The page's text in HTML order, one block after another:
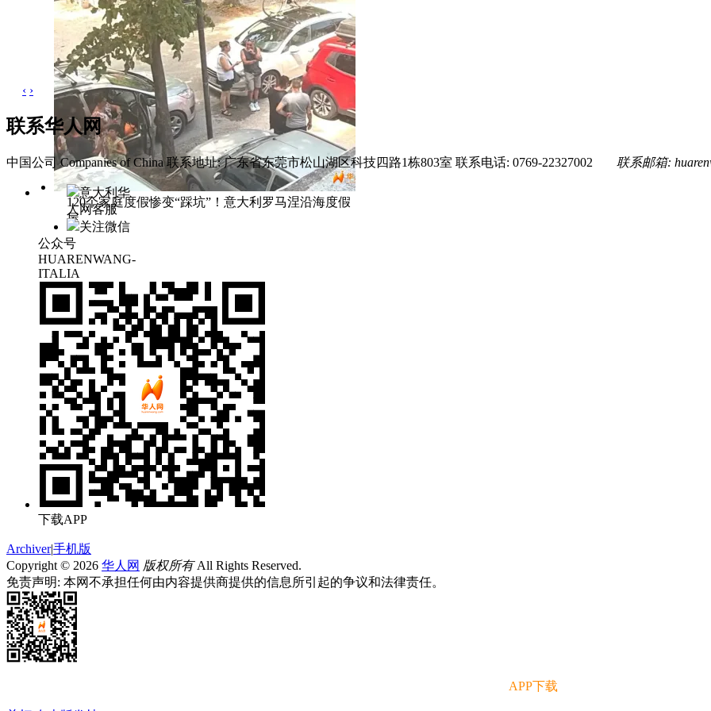
120个家庭度假惨变“踩坑”！意大利罗马涅沿海度假
屋
‹ ›
联系华人网
中国公司 Companies of China 联系地址: 广东省东莞市松山湖区科技四路1栋803室 联系电话: 0769-22327002 联系邮箱:
意大利华
人网客服
关注微信
公众号
HUARENWANG-
ITALIA
下载APP
Archiver|手机版
Copyright © 2026 华人网 版权所有All Rights Reserved.
免责声明: 本网不承担任何由内容提供商提供的信息所引起的争议和法律责任。
APP下载